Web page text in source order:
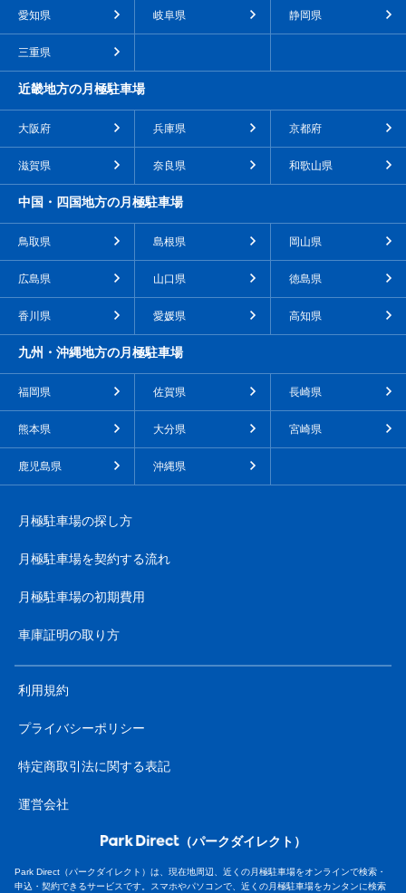
愛知県 岐阜県 静岡県
三重県
近畿地方の月極駐車場
大阪府 兵庫県 京都府
滋賀県 奈良県 和歌山県
中国・四国地方の月極駐車場
鳥取県 島根県 岡山県
広島県 山口県 徳島県
香川県 愛媛県 高知県
九州・沖縄地方の月極駐車場
福岡県 佐賀県 長崎県
熊本県 大分県 宮崎県
鹿児島県 沖縄県
月極駐車場の探し方
月極駐車場を契約する流れ
月極駐車場の初期費用
車庫証明の取り方
利用規約
プライバシーポリシー
特定商取引法に関する表記
運営会社
（パークダイレクト）
Park Direct（パークダイレクト）は、現在地周辺、近くの月極駐車場をオンラインで検索・
申込・契約できるサービスです。スマホやパソコンで、近くの月極駐車場をカンタンに検索